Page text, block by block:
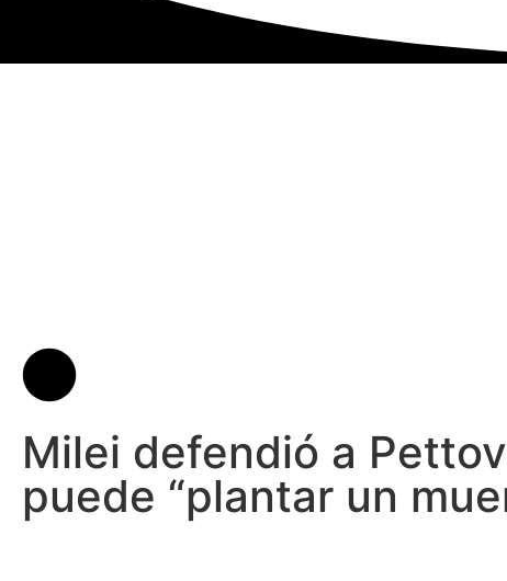
Milei defendió a
puede “plantar un